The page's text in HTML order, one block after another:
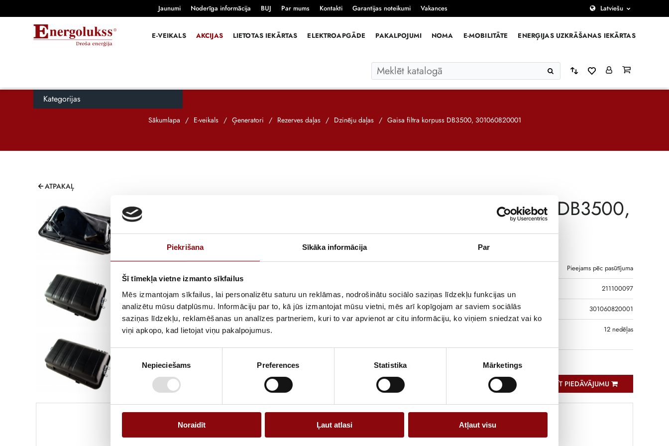
Piekrišana Sīkāka informācija Par
Šī tīmekļa vietne izmanto sīkfailus
Mēs izmantojam sīkfailus, lai personalizētu saturu un reklāmas, nodrošinātu sociālo saziņas līdzekļu funkcijas un
analizētu mūsu datplūsmu. Informāciju par to, kā jūs izmantojat mūsu vietni, mēs arī kopīgojam ar saviem sociālās
saziņas līdzekļu, reklamēšanas un analīzes partneriem, kuri to var apvienot ar citu informāciju, ko viņiem sniedzat vai ko
viņi apkopo, kad lietojat viņu pakalpojumus.
Nepieciešams Preferences Statistika Mārketings
Noraidīt Ļaut atlasi Atļaut visu
Jaunumi Noderīga informācija BUJ Par mums Kontakti Garantijas noteikumi Vakances Latviešu
E-VEIKALS AKCIJAS LIETOTAS IEKĀRTAS ELEKTROAPGĀDE PAKALPOJUMI NOMA E-MOBILITĀTE ENERĢIJAS UZKRĀŠANAS IEKĀRTAS
Kategorijas
Sākumlapa / E-veikals / Ģeneratori / Rezerves daļas / Dzinēju daļas / Gaisa filtra korpuss DB3500, 301060820001
ATPAKAĻ
Gaisa filtra korpuss DB3500,
301060820001
Pieejams pēc pasūtījuma
211100097
RAŽOTĀJA KODS 301060820001
12 nedēļas
PIEPRASĪT PIEDĀVĀJUMU